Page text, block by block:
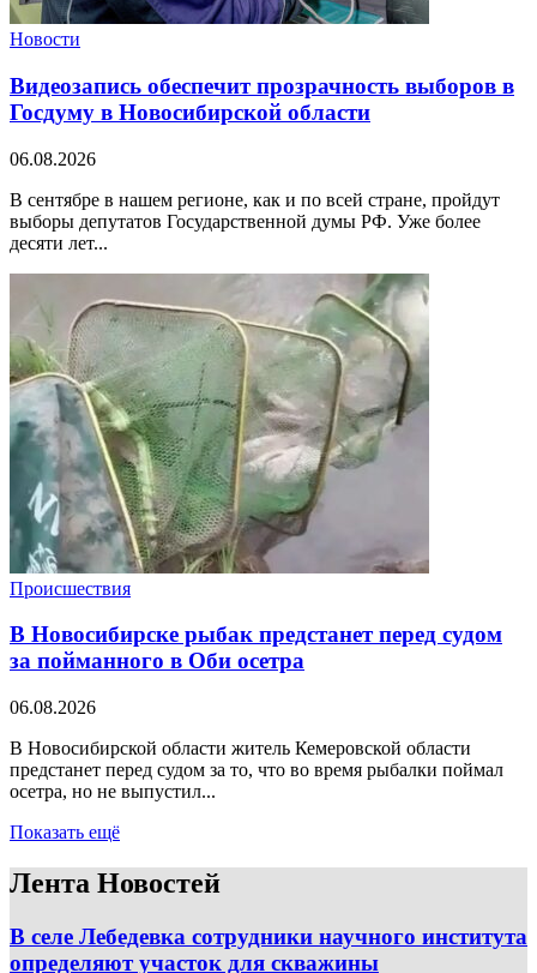
Новости
Видеозапись обеспечит прозрачность выборов в
Госдуму в Новосибирской области
06.08.2026
В сентябре в нашем регионе, как и по всей стране, пройдут
выборы депутатов Государственной думы РФ. Уже более
десяти лет...
Происшествия
В Новосибирске рыбак предстанет перед судом
за пойманного в Оби осетра
06.08.2026
В Новосибирской области житель Кемеровской области
предстанет перед судом за то, что во время рыбалки поймал
осетра, но не выпустил...
Показать ещё
Лента Новостей
В селе Лебедевка сотрудники научного института
определяют участок для скважины